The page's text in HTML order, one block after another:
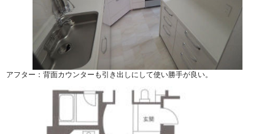
アフター：背面カウンターも引き出しにして使い勝手が良い。